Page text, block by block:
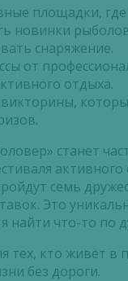
площадки,
новинки
снаряжение.
от
отдыха.
станет
семь
Это
найти что-то по
тех, кто живёт в
без дороги.